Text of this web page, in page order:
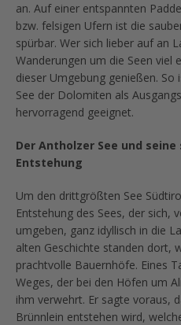
an. Auf einer entspannten
bzw. felsigen Ufern ist die
spürbar. Wer sich lieber auf an
Wanderungen um die Seen viel
dieser Umgebung genießen.
See der Dolomiten als
hervorragend geeignet.
Der Antholzer See und
Entstehung
Um den drittgrößten See
Entstehung des Sees, der sich,
umgeben, ganz idyllisch in die
alten Geschichte standen dort,
prachtvolle Bauernhöfe. Eines
Weges, der bei den Höfen um
ihm verwehrt. Er sagte voraus,
Brünnlein entstehen wird,